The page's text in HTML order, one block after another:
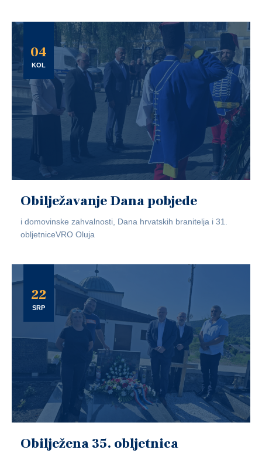
04
KOL
Obilježavanje Dana pobjede
i domovinske zahvalnosti, Dana hrvatskih branitelja i 31.
obljetniceVRO Oluja
22
SRP
Obilježena 35. obljetnica